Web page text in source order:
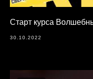
Старт курса
30.10.2022